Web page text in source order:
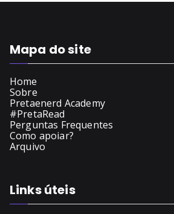
Mapa do site
Home
Sobre
Pretaenerd Academy
#PretaRead
Perguntas Frequentes
Como apoiar?
Arquivo
Links úteis